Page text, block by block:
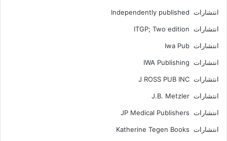
انتشارات Independently published
انتشارات ITGP; Two edition
انتشارات Iwa Pub
انتشارات IWA Publishing
انتشارات J ROSS PUB INC
انتشارات J.B. Metzler
انتشارات JP Medical Publishers
انتشارات Katherine Tegen Books